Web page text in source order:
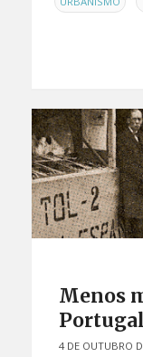
Menos
Portugal
4 DE OUTUBRO